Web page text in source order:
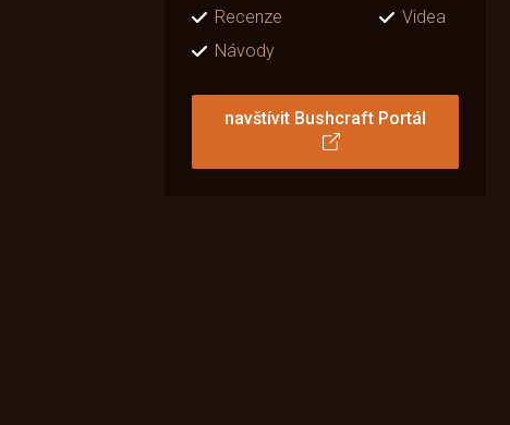
Recenze
Videa
Návody
navštívit Bushcraft Portál